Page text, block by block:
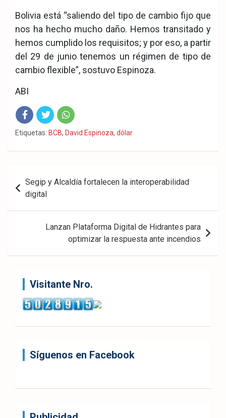
Bolivia está “saliendo del tipo de cambio fijo que
nos ha hecho mucho daño. Hemos transitado y
hemos cumplido los requisitos; y por eso, a partir
del 29 de junio tenemos un régimen de tipo de
cambio flexible”, sostuvo Espinoza.
ABI
Fac
eb
Twit
ter
Wha
tsA
Etiquetas: BCB, David Espinoza, dólar
Navegación
de
entradas
Segip y Alcaldía fortalecen la interoperabilidad
digital
Lanzan Plataforma Digital de Hidrantes para
optimizar la respuesta ante incendios
Visitante Nro.
Síguenos en Facebook